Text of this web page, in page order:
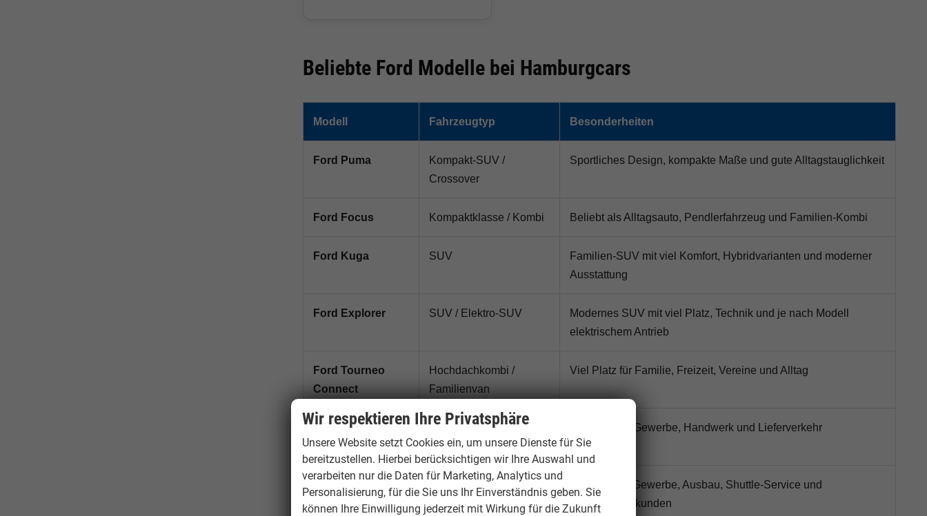
Beliebte Ford Modelle bei Hamburgcars
Modell Fahrzeugtyp Besonderheiten
Ford Puma
Kompakt-SUV /
Crossover
Sportliches Design, kompakte Maße und gute Alltagstauglichkeit
Ford Focus Kompaktklasse / Kombi Beliebt als Alltagsauto, Pendlerfahrzeug und Familien-Kombi
Ford Kuga SUV
Familien-SUV mit viel Komfort, Hybridvarianten und moderner
Ausstattung
Ford Explorer SUV / Elektro-SUV
Modernes SUV mit viel Platz, Technik und je nach Modell
elektrischem Antrieb
Ford Tourneo
Connect
Hochdachkombi /
Familienvan
Viel Platz für Familie, Freizeit, Vereine und Alltag
Ford Transit
Connect
Transporter Praktisch für Gewerbe, Handwerk und Lieferverkehr
Custom
Transporter / Van
Geeignet für Gewerbe, Ausbau, Shuttle-Service und
Nutzfahrzeugkunden
Wir respektieren Ihre Privatsphäre
Unsere Website setzt Cookies ein, um unsere Dienste für Sie
bereitzustellen. Hierbei berücksichtigen wir Ihre Auswahl und
verarbeiten nur die Daten für Marketing, Analytics und
Personalisierung, für die Sie uns Ihr Einverständnis geben. Sie
können Ihre Einwilligung jederzeit mit Wirkung für die Zukunft